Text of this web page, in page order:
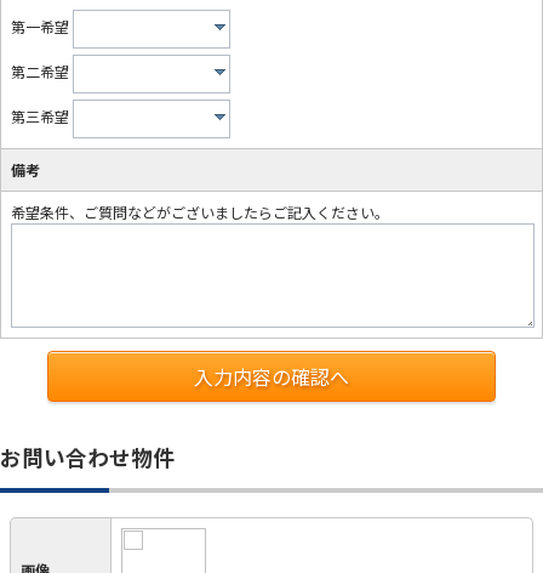
第一希望
第二希望
第三希望
備考
希望条件、ご質問などがございましたらご記入ください。
入力内容の確認へ
お問い合わせ物件